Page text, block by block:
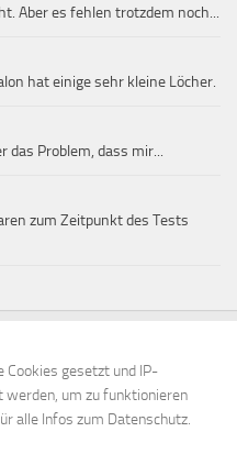
Aber es fehlen trotzdem noch...
hat einige sehr kleine Löcher.
das Problem, dass mir...
zum Zeitpunkt des Tests
Cookies gesetzt und IP-
werden, um zu funktionieren
alle Infos zum Datenschutz.